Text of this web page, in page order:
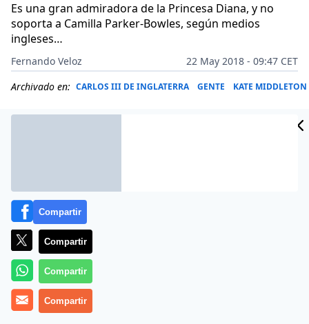
Es una gran admiradora de la Princesa Diana, y no
soporta a Camilla Parker-Bowles, según medios
ingleses…
Fernando Veloz
22 May 2018 - 09:47 CET
Archivado en: CARLOS III DE INGLATERRA GENTE KATE MIDDLETON
Kate Middleton
Compartir
Compartir
Compartir
Compartir